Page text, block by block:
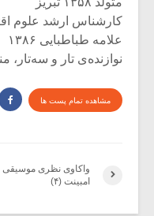
کارشناس ارشد علوم
علامه طباطبایی ۱۳۸۶
نوازنده‌ی تار و
مشاهده تمام پست ها
واکاوی نظری موسیقی
امبینت (۴)